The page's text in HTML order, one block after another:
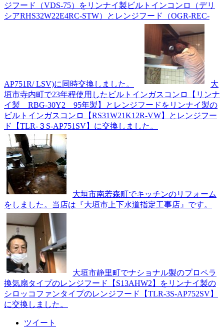
ジフード（VDS-75）をリンナイ製ビルトインコンロ（デリ
シアRHS32W22E4RC-STW）とレンジフード（OGR-REC-
AP751R/ LSV)に同時交換しました。
大
垣市寺内町で23年程使用したビルトインガスコンロ【リンナ
イ製 RBG-30Y2 95年製】とレンジフードをリンナイ製の
ビルトインガスコンロ【RS31W21K12R-VW】とレンジフー
ド【TLR-３S-AP751SV】に交換しました。
大垣市南若森町でキッチンのリフォーム
をしました。当店は『大垣市上下水道指定工事店』です。
大垣市静里町でナショナル製のプロペラ
換気扇タイプのレンジフード【S13AHW2】をリンナイ製の
シロッコファンタイプのレンジフード【TLR-3S-AP752SV】
に交換しました。
ツイート